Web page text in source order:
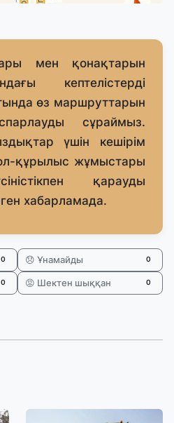
мен қонақтарын
кептелістерді
өз маршруттарын
сұраймыз.
үшін кешірім
құрылыс жұмыстары
қарауды
хабарламада.
0 😞 Ұнамайды 0
0 😡 Шектен шыққан 0